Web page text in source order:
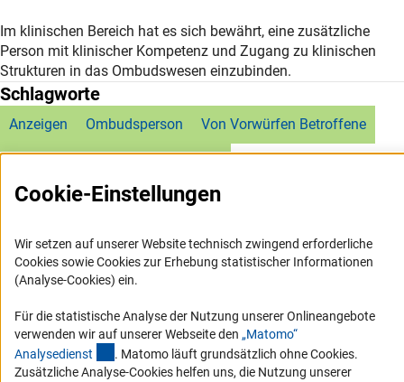
Im klinischen Bereich hat es sich bewährt, eine zusätzliche
Person mit klinischer Kompetenz und Zugang zu klinischen
Strukturen in das Ombudswesen einzubinden.
Schlagworte
Anzeigen Ombudsperson Von Vorwürfen Betroffene
Service
RSS-Feed
Barrierefreiheit
Cookie-Einstellungen
Wir setzen auf unserer Website technisch zwingend erforderliche
Cookies sowie Cookies zur Erhebung statistischer Informationen
(Analyse-Cookies) ein.
Für die statistische Analyse der Nutzung unserer Onlineangebote
verwenden wir auf unserer Webseite den „Matomo“
Analysedienst (externer Link)
. Matomo läuft grundsätzlich ohne Cookies.
Zusätzliche Analyse-Cookies helfen uns, die Nutzung unserer